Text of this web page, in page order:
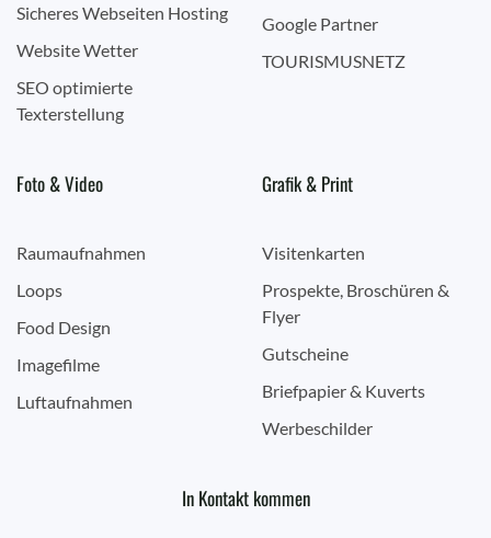
Sicheres Webseiten Hosting
Website Wetter
SEO optimierte
Texterstellung
Google Partner
TOURISMUSNETZ
Foto & Video
Raumaufnahmen
Loops
Food Design
Imagefilme
Luftaufnahmen
Grafik & Print
Visitenkarten
Prospekte, Broschüren &
Flyer
Gutscheine
Briefpapier & Kuverts
Werbeschilder
In Kontakt kommen